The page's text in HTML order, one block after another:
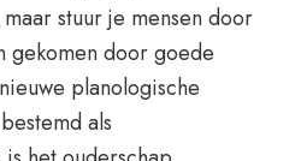
stuur je mensen door
door goede
planologische
als